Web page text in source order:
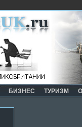
БИЗНЕС ТУРИЗМ